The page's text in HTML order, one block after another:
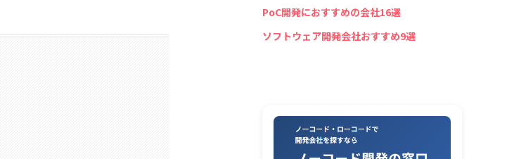
PoC開発におすすめの会社16選
ソフトウェア開発会社おすすめ9選